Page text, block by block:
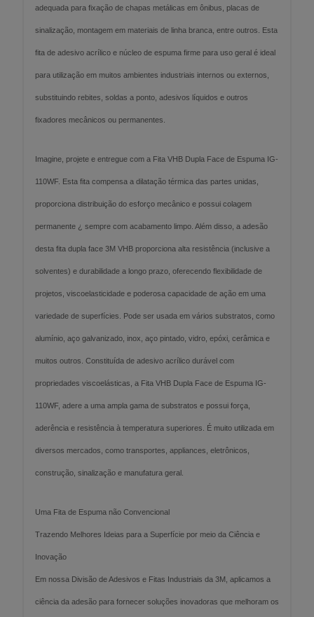
adequada para fixação de chapas metálicas em ônibus, placas de
sinalização, montagem em materiais de linha branca, entre outros. Esta
fita de adesivo acrílico e núcleo de espuma firme para uso geral é ideal
para utilização em muitos ambientes industriais internos ou externos,
substituindo rebites, soldas a ponto, adesivos líquidos e outros
fixadores mecânicos ou permanentes.
Imagine, projete e entregue com a Fita VHB Dupla Face de Espuma IG-
110WF. Esta fita compensa a dilatação térmica das partes unidas,
proporciona distribuição do esforço mecânico e possui colagem
permanente ¿ sempre com acabamento limpo. Além disso, a adesão
desta fita dupla face 3M VHB proporciona alta resistência (inclusive a
solventes) e durabilidade a longo prazo, oferecendo flexibilidade de
projetos, viscoelasticidade e poderosa capacidade de ação em uma
variedade de superfícies. Pode ser usada em vários substratos, como
alumínio, aço galvanizado, inox, aço pintado, vidro, epóxi, cerâmica e
muitos outros. Constituída de adesivo acrílico durável com
propriedades viscoelásticas, a Fita VHB Dupla Face de Espuma IG-
110WF, adere a uma ampla gama de substratos e possui força,
aderência e resistência à temperatura superiores. É muito utilizada em
diversos mercados, como transportes, appliances, eletrônicos,
construção, sinalização e manufatura geral.
Uma Fita de Espuma não Convencional
Trazendo Melhores Ideias para a Superfície por meio da Ciência e
Inovação
Em nossa Divisão de Adesivos e Fitas Industriais da 3M, aplicamos a
ciência da adesão para fornecer soluções inovadoras que melhoram os